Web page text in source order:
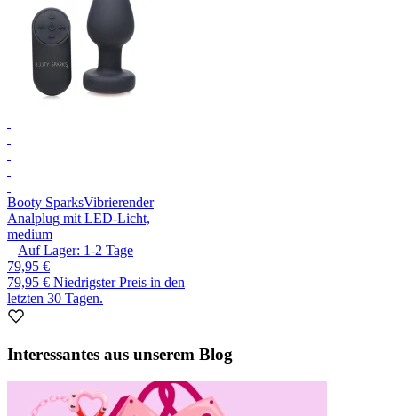
Booty SparksVibrierender
Analplug mit LED-Licht,
medium
Auf Lager: 1-2 Tage
79,95 €
79,95 € Niedrigster Preis in den
letzten 30 Tagen.
Interessantes aus unserem Blog